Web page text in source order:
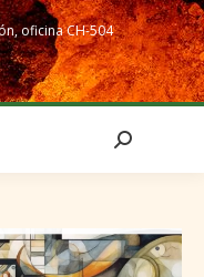
oficina CH-504
Search: